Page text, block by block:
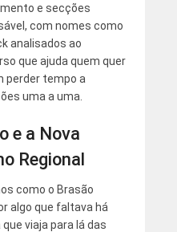
e secções
com nomes como
analisados ao
que ajuda quem quer
perder tempo a
uma a uma.
e a Nova
Regional
como o Brasão
algo que faltava há
viaja para lá das